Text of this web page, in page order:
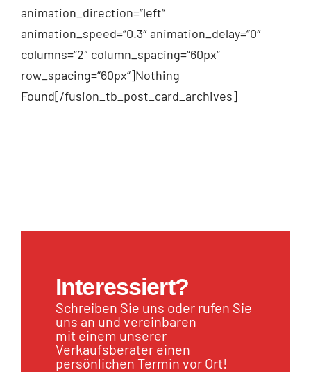
animation_direction=“left“
animation_speed=“0.3″ animation_delay=“0″
columns=“2″ column_spacing=“60px“
row_spacing=“60px“]Nothing
Found[/fusion_tb_post_card_archives]
Interessiert?
Schreiben Sie uns oder rufen Sie
uns an und vereinbaren
mit einem unserer
Verkaufsberater einen
persönlichen Termin vor Ort!